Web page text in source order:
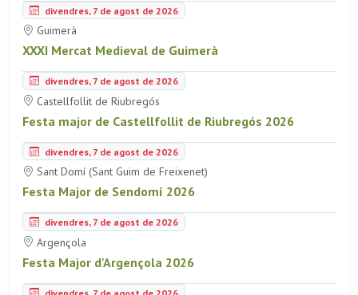
divendres, 7 de agost de 2026
Guimerà
XXXI Mercat Medieval de Guimerà
divendres, 7 de agost de 2026
Castellfollit de Riubregós
Festa major de Castellfollit de Riubregós 2026
divendres, 7 de agost de 2026
Sant Domí (Sant Guim de Freixenet)
Festa Major de Sendomí 2026
divendres, 7 de agost de 2026
Argençola
Festa Major d'Argençola 2026
divendres, 7 de agost de 2026